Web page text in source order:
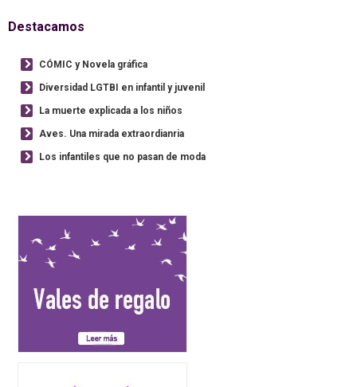
Destacamos
CÓMIC y Novela gráfica
Diversidad LGTBI en infantil y juvenil
La muerte explicada a los niños
Aves. Una mirada extraordianria
Los infantiles que no pasan de moda